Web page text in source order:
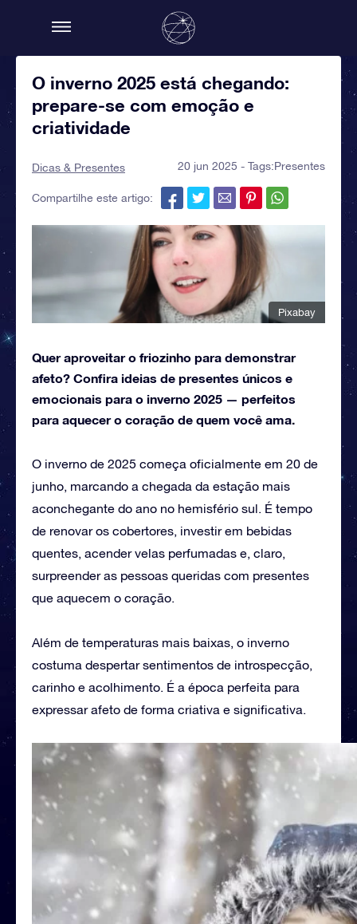
O inverno 2025 está chegando:
prepare-se com emoção e
criatividade
Dicas & Presentes 20 jun 2025 - Tags:Presentes
Compartilhe este artigo:
Pixabay
Quer aproveitar o friozinho para demonstrar
afeto? Confira ideias de presentes únicos e
emocionais para o inverno 2025 — perfeitos
para aquecer o coração de quem você ama.
O inverno de 2025 começa oficialmente em 20 de
junho, marcando a chegada da estação mais
aconchegante do ano no hemisfério sul. É tempo
de renovar os cobertores, investir em bebidas
quentes, acender velas perfumadas e, claro,
surpreender as pessoas queridas com presentes
que aquecem o coração.
Além de temperaturas mais baixas, o inverno
costuma despertar sentimentos de introspecção,
carinho e acolhimento. É a época perfeita para
expressar afeto de forma criativa e significativa.